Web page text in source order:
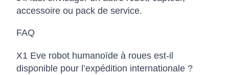
accessoire ou pack de service.
FAQ
X1 Eve robot humanoïde à roues est-il
disponible pour l’expédition internationale ?